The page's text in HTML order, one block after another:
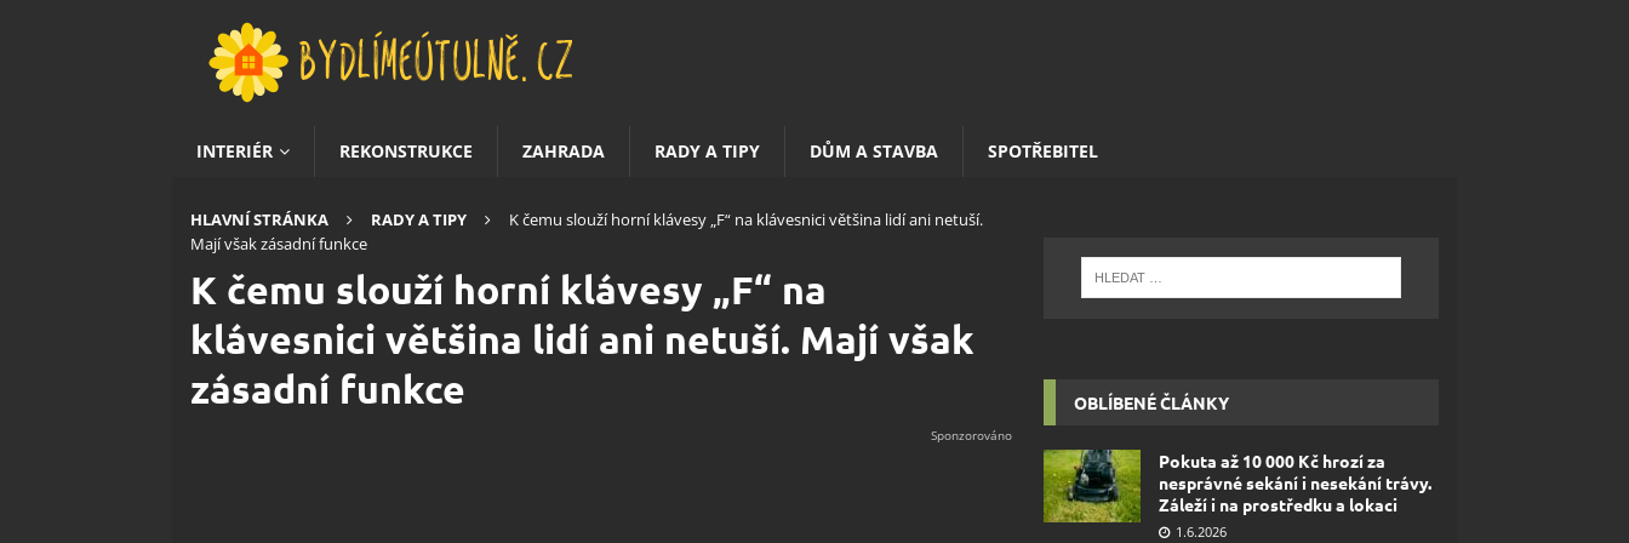
INTERIÉR REKONSTRUKCE ZAHRADA RADY A TIPY DŮM A STAVBA SPOTŘEBITEL
HLAVNÍ STRÁNKA RADY A TIPY
K čemu slouží horní klávesy „F“ na klávesnici většina lidí ani netuší.
Mají však zásadní funkce
K čemu slouží horní klávesy „F“ na
klávesnici většina lidí ani netuší. Mají však
zásadní funkce
OBLÍBENÉ ČLÁNKY
Pokuta až 10 000 Kč hrozí za
nesprávné sekání i nesekání trávy.
Záleží i na prostředku a lokaci
1.6.2026